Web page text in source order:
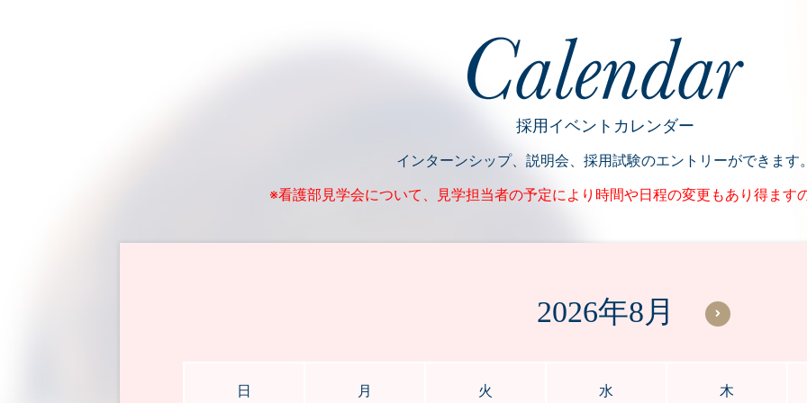
採用イベントカレンダー
インターンシップ、説明会、採用試験のエントリーができます